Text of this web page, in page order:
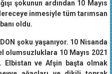
şokunun ardından 10 Mayıs
inmesiyle tüm tarımsan
oldu.
yaşanıyor. 10 Nisanda
olumsuzluklara 10 Mayıs 2021
Elbistan ve Afşin başta olmak